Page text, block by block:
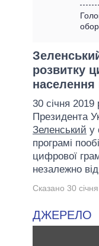
ДАЙДЖЕСТИ
КАБІНЕТ
МЕРИ МІСТ
ВСІ
розвитку
населення
30 січня
Президента
Зеленський у
програмі
цифрової
незалежно від
Сказано 30
ДЖЕРЕЛО